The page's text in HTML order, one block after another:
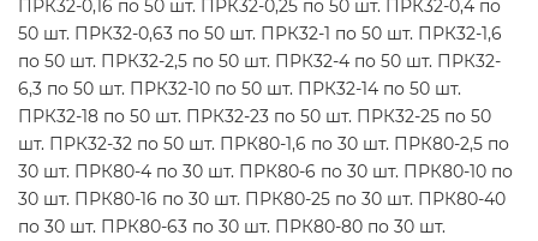
ПРК32-0,16 по 50 шт. ПРК32-0,25 по 50 шт. ПРК32-0,4 по
50 шт. ПРК32-0,63 по 50 шт. ПРК32-1 по 50 шт. ПРК32-1,6
по 50 шт. ПРК32-2,5 по 50 шт. ПРК32-4 по 50 шт. ПРК32-
6,3 по 50 шт. ПРК32-10 по 50 шт. ПРК32-14 по 50 шт.
ПРК32-18 по 50 шт. ПРК32-23 по 50 шт. ПРК32-25 по 50
шт. ПРК32-32 по 50 шт. ПРК80-1,6 по 30 шт. ПРК80-2,5 по
30 шт. ПРК80-4 по 30 шт. ПРК80-6 по 30 шт. ПРК80-10 по
30 шт. ПРК80-16 по 30 шт. ПРК80-25 по 30 шт. ПРК80-40
по 30 шт. ПРК80-63 по 30 шт. ПРК80-80 по 30 шт.